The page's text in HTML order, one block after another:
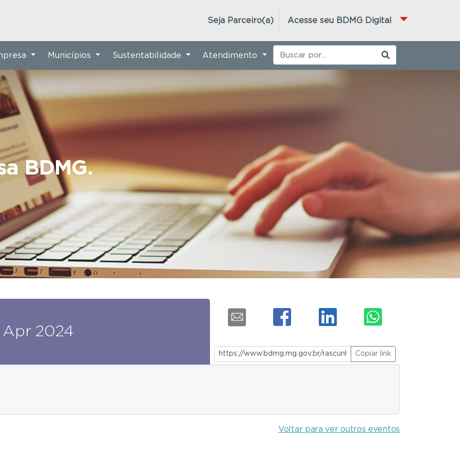
Acesse seu BDMG Digital
Seja Parceiro(a)
BDMG.
Municípios Sustentabilidade Atendimento
Apr 2024
Copiar link
Voltar para ver outros eventos